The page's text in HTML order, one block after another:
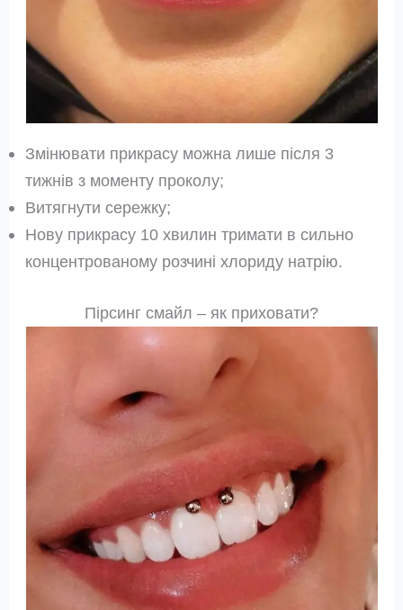
Змінювати прикрасу можна лише після 3
тижнів з моменту проколу;
Витягнути сережку;
Нову прикрасу 10 хвилин тримати в сильно
концентрованому розчині хлориду натрію.
Пірсинг смайл – як приховати?